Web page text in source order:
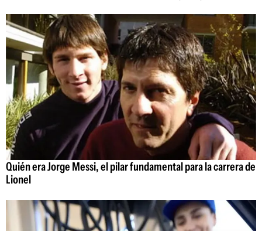
Quién era Jorge Messi, el pilar fundamental para la carrera de
Lionel